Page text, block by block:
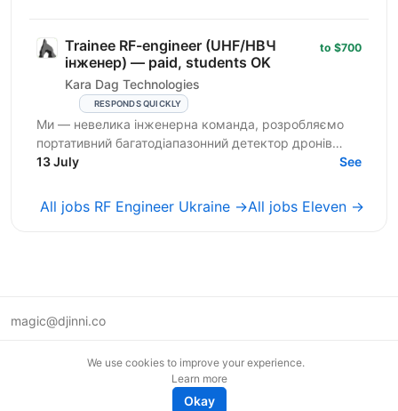
Trainee RF-engineer (UHF/НВЧ
інженер) — paid, students OK
Kara Dag Technologies
RESPONDS QUICKLY
to $700
Ми — невелика інженерна команда, розробляємо
портативний багатодіапазонний детектор дронів
(0.2–9 ГГц), який використовують підрозділи СОУ.
13 July See
All jobs RF Engineer Ukraine →All jobs Eleven →
magic@djinni.co
We use cookies to improve your experience.
Learn more
Okay